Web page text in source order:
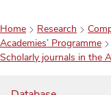
Home Research
Academies’ Programme
Scholarly journals in the